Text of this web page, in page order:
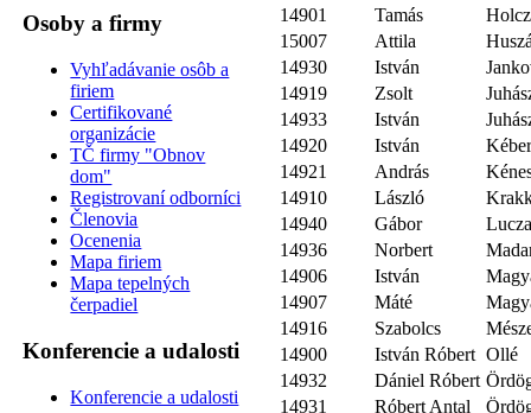
Osoby a firmy
Vyhľadávanie osôb a
firiem
Certifikované
organizácie
TČ firmy "Obnov
dom"
Registrovaní odborníci
Členovia
Ocenenia
Mapa firiem
Mapa tepelných
čerpadiel
Konferencie a udalosti
Konferencie a udalosti
14901
Tamás
15007
Attila
14930
István
14919
Zsolt
14933
István
14920
István
14921
András
14910
László
14940
Gábor
14936
Norbert
14906
István
14907
Máté
14916
Szabolcs
14900
István Róbert Ollé
14932
Dániel Róbert
14931
Róbert Antal